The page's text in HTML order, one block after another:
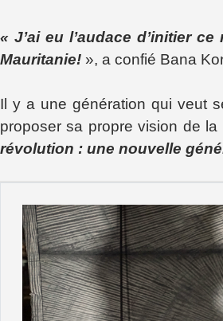
« J’ai eu l’audace d’initier
Mauritanie! », a confié Bana
Il y a une génération qui veut
proposer sa propre vision de
révolution : une nouvelle